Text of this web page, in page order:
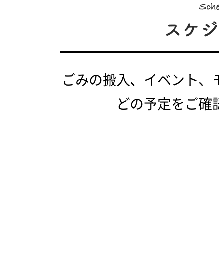
ごみの搬入、イベント
どの予定をご